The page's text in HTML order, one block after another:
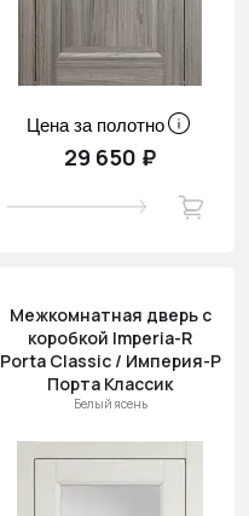
Цена за полотно
29 650 ₽
Межкомнатная дверь с
коробкой Imperia-R
Porta Classic / Империя-Р
Порта Классик
Белый ясень